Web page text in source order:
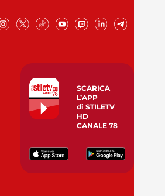
SCARICA
L’APP
di STILETV
HD
CANALE 78